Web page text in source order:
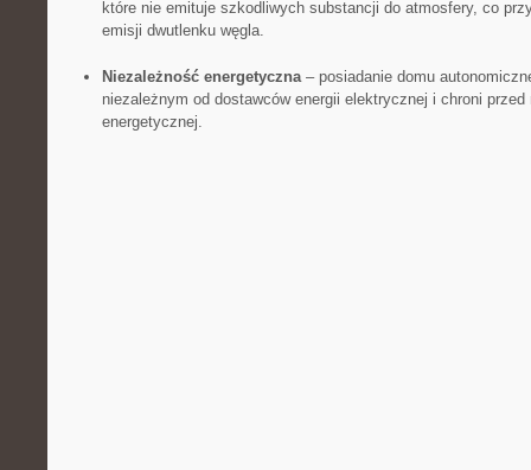
które nie emituje szkodliwych substancji ⁤do atmosfery, co
emisji‍ dwutlenku​ węgla.
Niezależność energetyczna– posiadanie domu
niezależnym⁣ od ‌dostawców energii elektrycznej i ⁢chroni przed
energetycznej.